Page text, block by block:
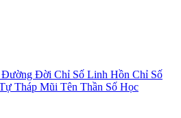
Đường Đời Chỉ Số Linh Hồn Chỉ Số
Tháp Mũi Tên Thần Số Học